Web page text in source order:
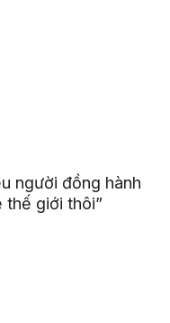
người đồng hành
thế giới thôi”